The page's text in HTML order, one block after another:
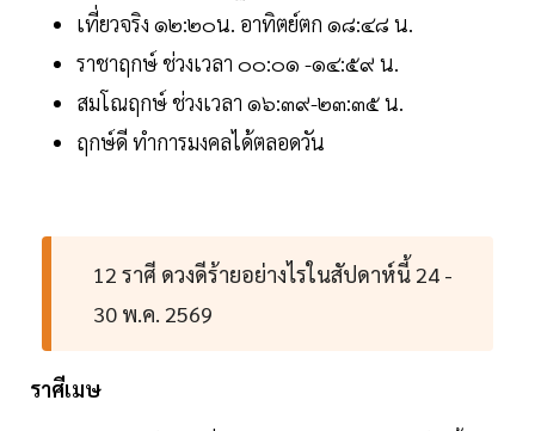
เที่ยวจริง ๑๒:๒๐น. อาทิตย์ตก ๑๘:๔๘ น.
ราชาฤกษ์ ช่วงเวลา ๐๐:๐๑ -๑๔:๕๙ น.
สมโณฤกษ์ ช่วงเวลา ๑๖:๓๙-๒๓:๓๕ น.
ฤกษ์ดี ทำการมงคลได้ตลอดวัน
12 ราศี ดวงดีร้ายอย่างไรในสัปดาห์นี้ 24 -
30 พ.ค. 2569
ราศีเมษ